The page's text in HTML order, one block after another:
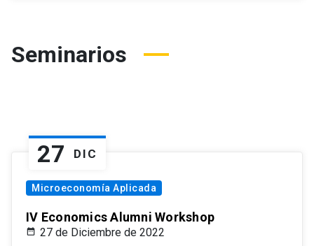
Seminarios
27 DIC
Microeconomía Aplicada
IV Economics Alumni Workshop
27 de Diciembre de 2022